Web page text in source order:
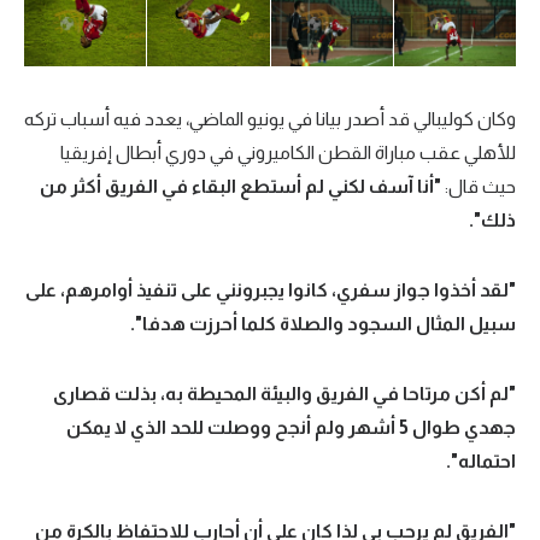
وكان كوليبالي قد أصدر بيانا في يونيو الماضي، يعدد فيه أسباب تركه
للأهلي عقب مباراة القطن الكاميروني في دوري أبطال إفريقيا
حيث قال: "أنا آسف لكني لم أستطع البقاء في الفريق أكثر من
ذلك".
"لقد أخذوا جواز سفري، كانوا يجبرونني على تنفيذ أوامرهم، على
سبيل المثال السجود والصلاة كلما أحرزت هدفا".
"لم أكن مرتاحا في الفريق والبيئة المحيطة به، بذلت قصارى
جهدي طوال 5 أشهر ولم أنجح ووصلت للحد الذي لا يمكن
احتماله".
"الفريق لم يرحب بي لذا كان علي أن أحارب للاحتفاظ بالكرة من